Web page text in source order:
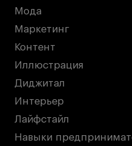
Мода
Маркетинг
Контент
Иллюстрация
Диджитал
Интерьер
Лайфстайл
Навыки